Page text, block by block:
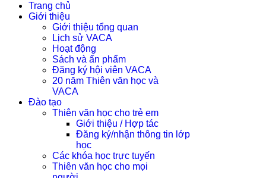
Trang chủ
Giới thiệu
Giới thiệu tổng quan
Lịch sử VACA
Hoạt động
Sách và ấn phẩm
Đăng ký hội viên VACA
20 năm Thiên văn học và
VACA
Đào tạo
Thiên văn học cho trẻ em
Giới thiệu / Hợp tác
Đăng ký/nhận thông tin lớp
học
Các khóa học trực tuyến
Thiên văn học cho mọi